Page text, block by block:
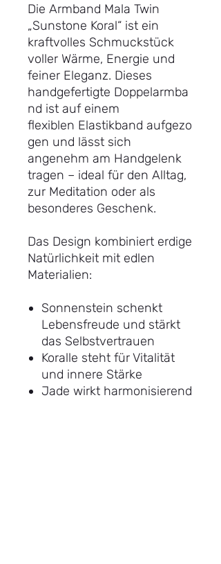
Die Armband Mala Twin
„Sunstone Koral“ ist ein
kraftvolles Schmuckstück
voller Wärme, Energie und
feiner Eleganz. Dieses
handgefertigte Doppelarmba
nd ist auf einem
flexiblen Elastikband aufgezo
gen und lässt sich
angenehm am Handgelenk
tragen – ideal für den Alltag,
zur Meditation oder als
besonderes Geschenk.
Das Design kombiniert erdige
Natürlichkeit mit edlen
Materialien:
Sonnenstein schenkt
Lebensfreude und stärkt
das Selbstvertrauen
Koralle steht für Vitalität
und innere Stärke
Jade wirkt harmonisierend